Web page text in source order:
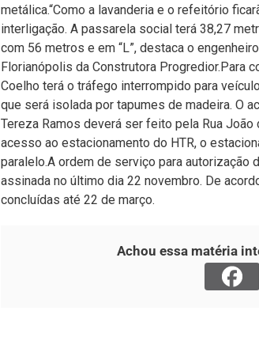
metálica.“Como a lavanderia e o refeitório
interligação. A passarela social terá 38,27
com 56 metros e em “L”, destaca o
Florianópolis da Construtora Progredior. Para
Coelho terá o tráfego interrompido para
que será isolada por tapumes de madeira. O
Tereza Ramos deverá ser feito pela Rua
acesso ao estacionamento do HTR, o
paralelo.A ordem de serviço para autorização
assinada no último dia 22 novembro. De
concluídas até 22 de março.
Achou essa matéria